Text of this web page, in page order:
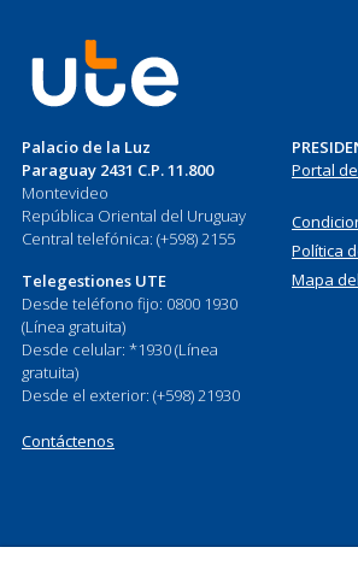
Palacio de la Luz
Paraguay 2431 C.P. 11.800
Montevideo
República Oriental del Uruguay
Central telefónica: (+598) 2155
Telegestiones UTE
Desde teléfono fijo: 0800 1930
(Línea gratuita)
Desde celular: *1930 (Línea
gratuita)
Desde el exterior: (+598) 21930
Contáctenos
Portal
Política
Mapa